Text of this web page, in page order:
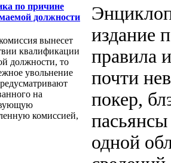
по причине
должности
вынесет
квалификации
должности, то
увольнение
на
комиссией,
издание
правила
почти
покер,
одной